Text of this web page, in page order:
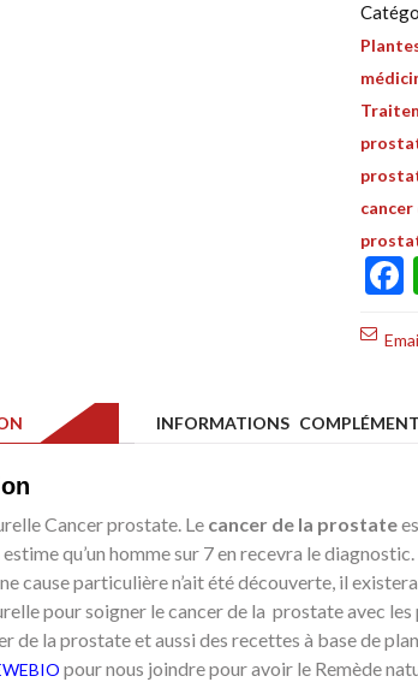
361:
Cancer
de
la
Cancer
INFORMATIONS
Cancer prostate. Le cancer de la prostate
qu’un homme sur 7 en recevra le
cause particulière n’ait été découverte, il
pour soigner le cancer de la prostate avec
de la prostate et aussi des recettes à base de
pour nous joindre pour avoir le Remède